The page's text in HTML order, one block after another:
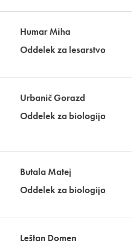
Humar Miha
Oddelek za lesarstvo
Urbanič Gorazd
Oddelek za biologijo
Butala Matej
Oddelek za biologijo
Leštan Domen